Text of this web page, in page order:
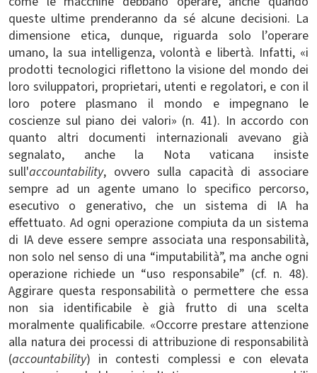
queste ultime prenderanno da sé alcune decisioni. La
dimensione etica, dunque, riguarda solo l’operare
umano, la sua intelligenza, volontà e libertà. Infatti, «i
prodotti tecnologici riflettono la visione del mondo dei
loro sviluppatori, proprietari, utenti e regolatori, e con il
loro potere plasmano il mondo e impegnano le
coscienze sul piano dei valori» (n. 41). In accordo con
quanto altri documenti internazionali avevano già
segnalato, anche la Nota vaticana insiste
sull'accountability, ovvero sulla capacità di associare
sempre ad un agente umano lo specifico percorso,
esecutivo o generativo, che un sistema di IA ha
effettuato. Ad ogni operazione compiuta da un sistema
di IA deve essere sempre associata una responsabilità,
non solo nel senso di una “imputabilità”, ma anche ogni
operazione richiede un “uso responsabile” (cf. n. 48).
Aggirare questa responsabilità o permettere che essa
non sia identificabile è già frutto di una scelta
moralmente qualificabile. «Occorre prestare attenzione
alla natura dei processi di attribuzione di responsabilità
(accountability) in contesti complessi e con elevata